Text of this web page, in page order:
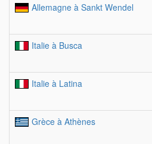
Allemagne à Sankt Wendel
Italie à Busca
Italie à Latina
Grèce à Athènes